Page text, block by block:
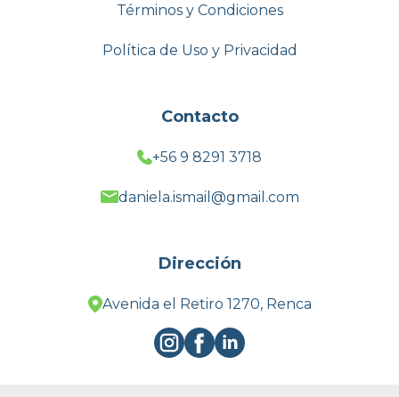
Términos y Condiciones
Política de Uso y Privacidad
Contacto
+56 9 8291 3718
daniela.ismail@gmail.com
Dirección
Avenida el Retiro 1270, Renca